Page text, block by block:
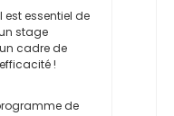
est essentiel de
stage
cadre de
!
de